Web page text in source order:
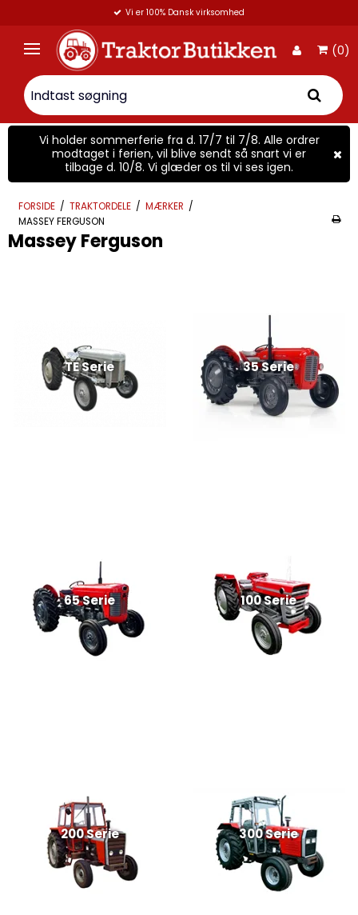
Vi er 100% Dansk virksomhed
(0)
Vi holder sommerferie fra d. 17/7 til 7/8. Alle ordrer
modtaget i ferien, vil blive sendt så snart vi er
tilbage d. 10/8. Vi glæder os til vi ses igen.
FORSIDE / TRAKTORDELE / MÆRKER /
MASSEY FERGUSON
Massey Ferguson
TE Serie 35 Serie
65 Serie 100 Serie
200 Serie 300 Serie